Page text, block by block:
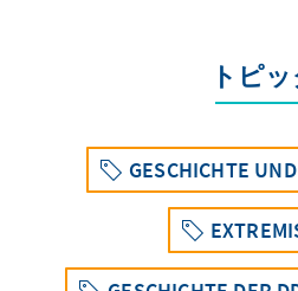
トピッ
GESCHICHTE